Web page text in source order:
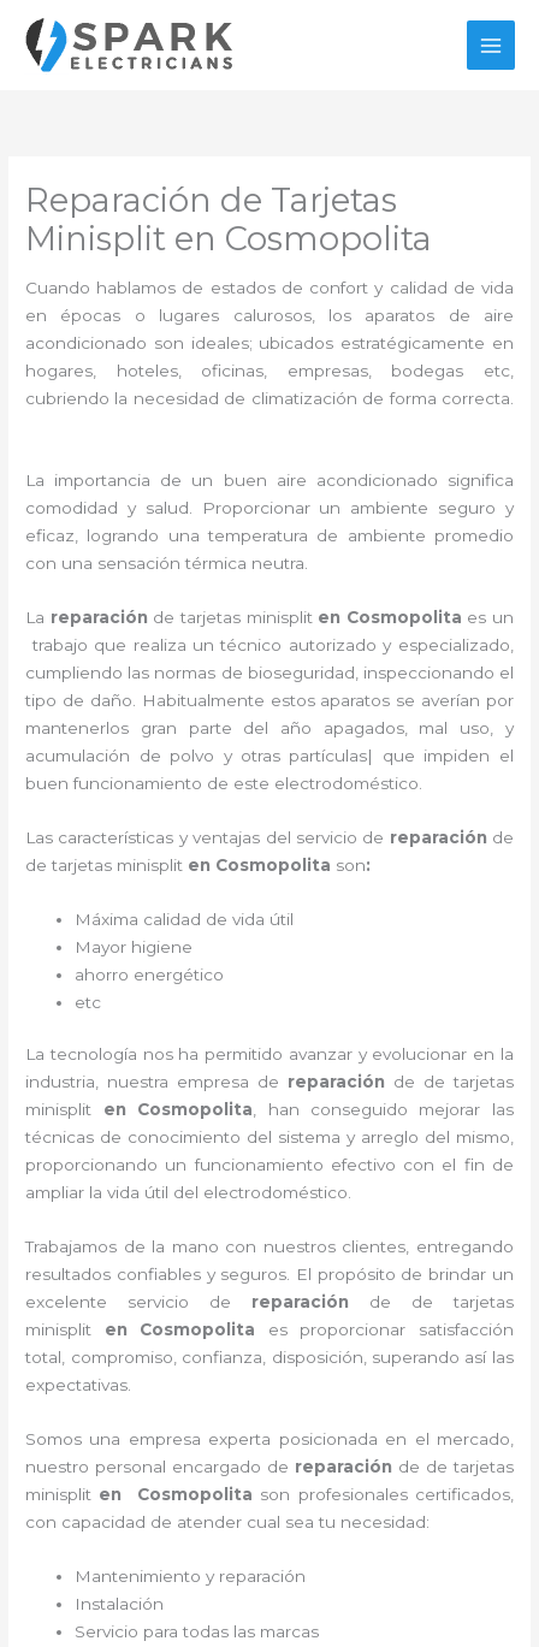
contenido
Reparación de Tarjetas
Minisplit en Cosmopolita
Cuando hablamos de estados de confort y calidad de vida
en épocas o lugares calurosos, los aparatos de aire
acondicionado son ideales; ubicados estratégicamente en
hogares, hoteles, oficinas, empresas, bodegas etc,
cubriendo la necesidad de climatización de forma correcta.
La importancia de un buen aire acondicionado significa
comodidad y salud. Proporcionar un ambiente seguro y
eficaz, logrando una temperatura de ambiente promedio
con una sensación térmica neutra.
La reparación de tarjetas minisplit en Cosmopolita es un
trabajo que realiza un técnico autorizado y especializado,
cumpliendo las normas de bioseguridad, inspeccionando el
tipo de daño. Habitualmente estos aparatos se averían por
mantenerlos gran parte del año apagados, mal uso, y
acumulación de polvo y otras partículas| que impiden el
buen funcionamiento de este electrodoméstico.
Las características y ventajas del servicio de reparación de
de tarjetas minisplit en Cosmopolita son:
Máxima calidad de vida útil
Mayor higiene
ahorro energético
etc
La tecnología nos ha permitido avanzar y evolucionar en la
industria, nuestra empresa de reparación de de tarjetas
minisplit en Cosmopolita, han conseguido mejorar las
técnicas de conocimiento del sistema y arreglo del mismo,
proporcionando un funcionamiento efectivo con el fin de
ampliar la vida útil del electrodoméstico.
Trabajamos de la mano con nuestros clientes, entregando
resultados confiables y seguros. El propósito de brindar un
excelente servicio de reparación de de tarjetas
minisplit en Cosmopolita
es proporcionar satisfacción
total, compromiso, confianza, disposición, superando así las
expectativas.
Somos una empresa experta posicionada en el mercado,
nuestro personal encargado de reparación de de tarjetas
minisplit en Cosmopolita son profesionales certificados,
con capacidad de atender cual sea tu necesidad:
Mantenimiento y reparación
Instalación
Servicio para todas las marcas